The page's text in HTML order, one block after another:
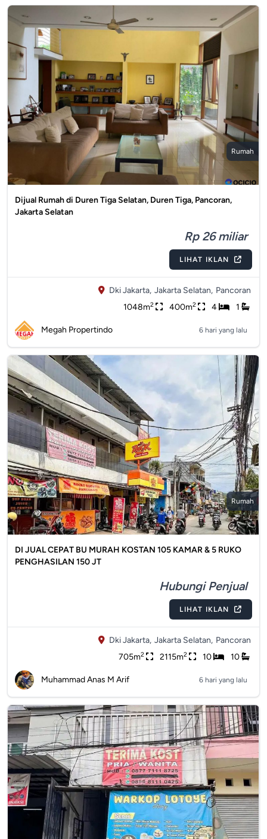
Rumah
Dijual Rumah di Duren Tiga Selatan, Duren Tiga, Pancoran,
Jakarta Selatan
Rp 26 miliar
LIHAT IKLAN
Dki Jakarta, Jakarta Selatan, Pancoran
1048m2 400m2 4 1
Megah Propertindo 6 hari yang lalu
Rumah
DI JUAL CEPAT BU MURAH KOSTAN 105 KAMAR & 5 RUKO
PENGHASILAN 150 JT
Hubungi Penjual
LIHAT IKLAN
Dki Jakarta, Jakarta Selatan, Pancoran
705m2 2115m2 10 10
Muhammad Anas M Arif 6 hari yang lalu